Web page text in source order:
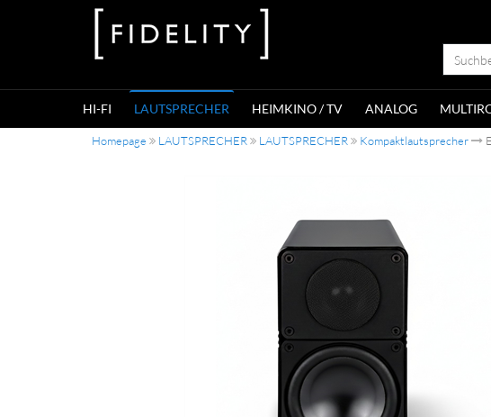
HI-FI LAUTSPRECHER HEIMKINO / TV ANALOG
Homepage LAUTSPRECHER LAUTSPRECHER Kompaktlautsprecher